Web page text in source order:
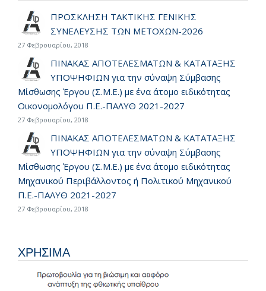
ΠΡΟΣΚΛΗΣΗ ΤΑΚΤΙΚΗΣ ΓΕΝΙΚΗΣ
ΣΥΝΕΛΕΥΣΗΣ ΤΩΝ ΜΕΤΟΧΩΝ-2026
27 Φεβρουαρίου, 2018
ΠΙΝΑΚΑΣ ΑΠΟΤΕΛΕΣΜΑΤΩΝ & ΚΑΤΑΤΑΞΗΣ
ΥΠΟΨΗΦΙΩΝ για την σύναψη Σύμβασης
Μίσθωσης Έργου (Σ.Μ.Ε.) με ένα άτομο ειδικότητας
Οικονομολόγου Π.Ε.-ΠΑΛΥΘ 2021-2027
27 Φεβρουαρίου, 2018
ΠΙΝΑΚΑΣ ΑΠΟΤΕΛΕΣΜΑΤΩΝ & ΚΑΤΑΤΑΞΗΣ
ΥΠΟΨΗΦΙΩΝ για την σύναψη Σύμβασης
Μίσθωσης Έργου (Σ.Μ.Ε.) με ένα άτομο ειδικότητας
Μηχανικού Περιβάλλοντος ή Πολιτικού Μηχανικού
Π.Ε.-ΠΑΛΥΘ 2021-2027
27 Φεβρουαρίου, 2018
ΧΡΗΣΙΜΑ